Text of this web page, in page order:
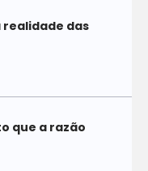
realidade das
que a razão